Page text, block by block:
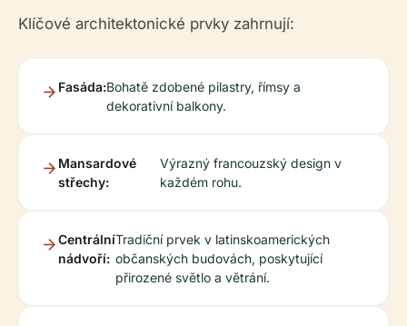
Klíčové architektonické prvky zahrnují:
Fasáda:Bohatě zdobené pilastry, římsy a
dekorativní balkony.
Mansardové
střechy:
Výrazný francouzský design v
každém rohu.
Centrální
nádvoří:
Tradiční prvek v latinskoamerických
občanských budovách, poskytující
přirozené světlo a větrání.